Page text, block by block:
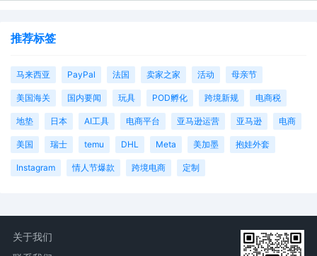
推荐标签
马来西亚 PayPal 法国 卖家之家 活动 母亲节
美国海关 国内要闻 玩具 POD孵化 跨境新规 电商税
地垫 日本 AI工具 电商平台 亚马逊运营 亚马逊 电商
美国 瑞士 temu DHL Meta 美加墨 抱娃外套
Instagram 情人节爆款 跨境电商 定制
关于我们